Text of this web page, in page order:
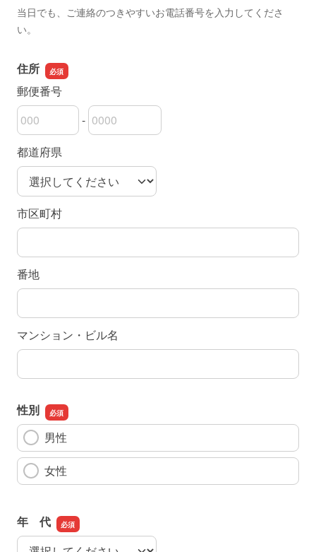
当日でも、ご連絡のつきやすいお電話番号を入力してくださ
い。
住所
郵便番号
郵便番号の上3桁
-
郵便番号の下4桁
都道府県
市区町村
番地
マンション・ビル名
性別
男性
女性
年 代
年 代